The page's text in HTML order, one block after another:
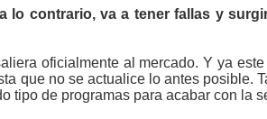
lo contrario, va a tener fallas y
oficialmente al mercado. Y ya
que no se actualice lo antes posible.
tipo de programas para acabar con la